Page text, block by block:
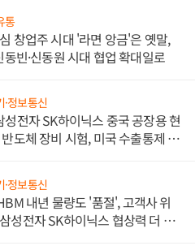
통
창업주 시대 '라면 앙금'은 옛말,
빈·신동원 시대 협업 확대일로
·정보통신
전자 SK하이닉스 중국 공장용 현
도체 장비 시험, 미국 수출통제 대
·정보통신
내년 물량도 '품절', 고객사 위
성전자 SK하이닉스 협상력 더 키